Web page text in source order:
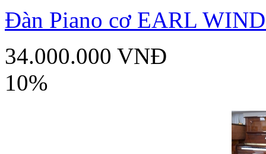
Đàn Piano cơ EARL
34.000.000 VNĐ
10%